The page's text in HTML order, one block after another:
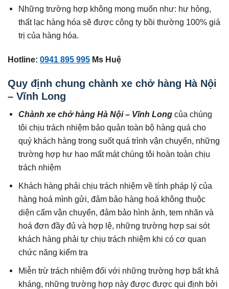
Những trường hợp không mong muốn như: hư hỏng,
thất lạc hàng hóa sẽ được công ty bồi thường 100% giá
trị của hàng hóa.
Hotline: 0941 895 995 Ms Huệ
Quy định chung chành xe chở hàng Hà Nội
– Vĩnh Long
Chành xe chở hàng Hà Nội – Vĩnh Longcủa chúng
tôi chịu trách nhiệm bảo quản toàn bộ hàng quá cho
quý khách hàng trong suốt quá trình vận chuyển, những
trường hợp hư hao mất mát chúng tôi hoàn toàn chịu
trách nhiệm
Khách hàng phải chịu trách nhiệm về tính pháp lý của
hàng hoá mình gửi, đảm bảo hàng hoá không thuộc
diện cấm vận chuyển, đảm bảo hình ảnh, tem nhãn và
hoá đơn đầy đủ và hợp lệ, những trường hợp sai sót
khách hàng phải tự chịu trách nhiệm khi có cơ quan
chức năng kiểm tra
Miễn trừ trách nhiệm đối với những trường hợp bất khả
kháng, những trường hợp này được được qui định bởi